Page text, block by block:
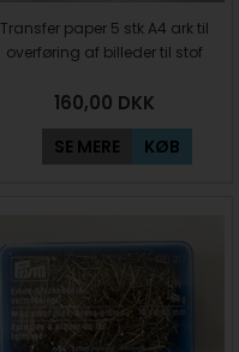
Transfer paper 5 stk A4 ark til
overføring af billeder til stof
160,00 DKK
SE MERE KØB